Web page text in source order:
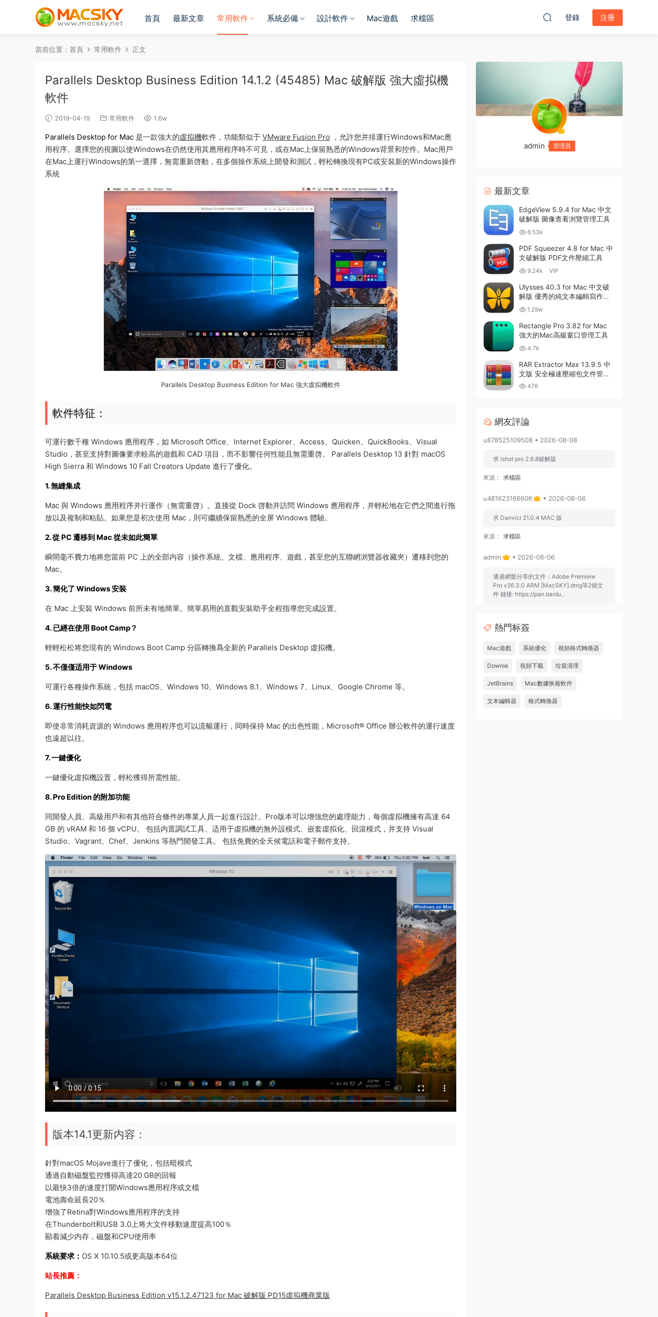
首頁 最新文章 常用軟件 系統必備 設計軟件 Mac遊戲 求檔區 登錄 注冊
當前位置： 首頁 常用軟件 正文
Parallels Desktop Business Edition 14.1.2 (45485) Mac 破解版 強大虛拟機
軟件
2019-04-19 常用軟件 1.6w
Parallels Desktop for Mac 是一款強大的虛拟機軟件，功能類似于 VMware Fusion Pro ，允許您并排運行Windows和Mac應
用程序。選擇您的視圖以使Windows在仍然使用其應用程序時不可見，或在Mac上保留熟悉的Windows背景和控件。Mac用戶
在Mac上運行Windows的第一選擇，無需重新啓動，在多個操作系統上開發和測試，輕松轉換現有PC或安裝新的Windows操作
系統
Parallels Desktop Business Edition for Mac 強大虛拟機軟件
軟件特征：
可運行數千種 Windows 應用程序，如 Microsoft Office、Internet Explorer、Access、Quicken、QuickBooks、Visual
Studio，甚至支持對圖像要求較高的遊戲和 CAD 項目，而不影響任何性能且無需重啓。 Parallels Desktop 13 針對 macOS
High Sierra 和 Windows 10 Fall Creators Update 進行了優化。
1. 無縫集成
Mac 與 Windows 應用程序并行運作（無需重啓）。直接從 Dock 啓動并訪問 Windows 應用程序，并輕松地在它們之間進行拖
放以及複制和粘貼。如果您是初次使用 Mac，則可繼續保留熟悉的全屏 Windows 體驗。
2. 從 PC 遷移到 Mac 從未如此簡單
瞬間毫不費力地将您當前 PC 上的全部内容（操作系統、文檔、應用程序、遊戲，甚至您的互聯網浏覽器收藏夾）遷移到您的
Mac。
3. 簡化了 Windows 安裝
在 Mac 上安裝 Windows 前所未有地簡單。簡單易用的直觀安裝助手全程指導您完成設置。
4. 已經在使用 Boot Camp？
輕輕松松将您現有的 Windows Boot Camp 分區轉換爲全新的 Parallels Desktop 虛拟機。
5. 不僅僅适用于 Windows
可運行各種操作系統，包括 macOS、Windows 10、Windows 8.1、Windows 7、Linux、Google Chrome 等。
6. 運行性能快如閃電
即使非常消耗資源的 Windows 應用程序也可以流暢運行，同時保持 Mac 的出色性能，Microsoft® Office 辦公軟件的運行速度
也遠超以往。
7. 一鍵優化
一鍵優化虛拟機設置，輕松獲得所需性能。
8. Pro Edition 的附加功能
同開發人員、高級用戶和有其他符合條件的專業人員一起進行設計。Pro版本可以增強您的處理能力，每個虛拟機擁有高達 64
GB 的 vRAM 和 16 個 vCPU。 包括内置調試工具、适用于虛拟機的無外設模式、嵌套虛拟化、回滾模式，并支持 Visual
Studio、Vagrant、Chef、Jenkins 等熱門開發工具。 包括免費的全天候電話和電子郵件支持。
版本14.1更新内容：
針對macOS Mojave進行了優化，包括暗模式
通過自動磁盤監控獲得高達20 GB的回報
以最快3倍的速度打開Windows應用程序或文檔
電池壽命延長20％
增強了Retina對Windows應用程序的支持
在Thunderbolt和USB 3.0上将大文件移動速度提高100％
顯着減少内存，磁盤和CPU使用率
系統要求： OS X 10.10.5或更高版本64位
站長推薦：
Parallels Desktop Business Edition v15.1.2.47123 for Mac 破解版 PD15虛拟機商業版
admin 管理員
最新文章
EdgeView 5.9.4 for Mac 中文
破解版 圖像查看浏覽管理工具
6.53k
PDF Squeezer 4.8 for Mac 中
文破解版 PDF文件壓縮工具
9.24k VIP
Ulysses 40.3 for Mac 中文破
解版 優秀的純文本編輯寫作軟
件 1.29w
Rectangle Pro 3.82 for Mac
強大的Mac高級窗口管理工具
4.7k
RAR Extractor Max 13.9.5 中
文版 安全極速壓縮包文件管理
器 476
網友評論
u878525109508 • 2026-08-08
求 ishot pro 2.6.8破解版
來源： 求檔區
u481623166606 • 2026-08-06
求 Danvici 21.0.4 MAC 版
來源： 求檔區
admin • 2026-08-06
通過網盤分享的文件：Adobe Premiere
Pro v26.3.0 ARM [MacSKY].dmg等2個文
件 鏈接: https://pan.baidu...
中文破解版 PR2026 強大視頻編輯軟件
中文破解版 PR2026 強大視頻編輯軟件
熱門标簽
Mac遊戲 系統優化 視頻格式轉換器
Downie 視頻下載 垃圾清理
JetBrains Mac數據恢複軟件
文本編輯器 格式轉換器